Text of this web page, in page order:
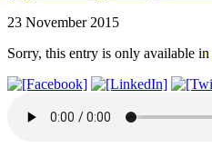
23 November 2015
Sorry, this entry is only available in